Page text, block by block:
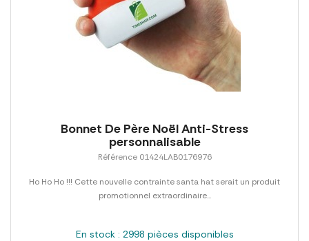
Bonnet De Père Noël Anti-Stress
personnalisable
Référence 01424LAB0176976
Ho Ho Ho !!! Cette nouvelle contrainte santa hat serait un produit
promotionnel extraordinaire...
En stock : 2998 pièces disponibles